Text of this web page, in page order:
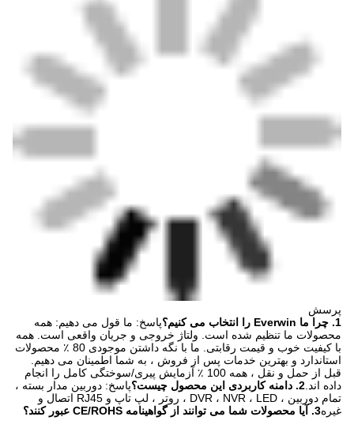
پرسش
1. چرا ما Everwin را انتخاب می کنیم؟
پاسخ: ما قول می دهیم: همه
محصولات ما تنظیم شده است. ولتاژ خروجی و جریان واقعی است. همه
با کیفیت خوب و قیمت رقابتی. ما با نگه داشتن موجودی 80 ٪ محصولات
استاندارد و بهترین خدمات پس از فروش ، به شما اطمینان می دهیم.
قبل از حمل و نقل ، همه 100 ٪ آزمایش پیری/سوختگی کامل را انجام
داده اند. 2. دامنه کاربردی این محصول چیست؟
پاسخ: دوربین مدار بسته ،
تمام دوربین ، DVR ، NVR ، LED ، روتر ، لپ تاپ و RJ45 اتصال و
غیره3. آیا محصولات شما می توانند از گواهینامه CE/ROHS عبور کنند؟